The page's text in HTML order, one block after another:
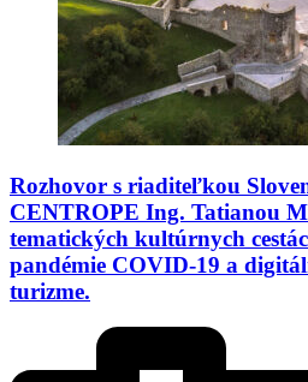
Rozhovor s riaditeľkou
CENTROPE Ing. Tatianou
tematických kultúrnych
pandémie COVID-19 a
turizme.